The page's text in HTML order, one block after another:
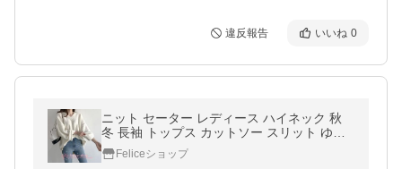
違反報告 いいね 0
ニット セーター レディース ハイネック 秋
冬 長袖 トップス カットソー スリット ゆっ
たり 着痩せ お洒落 体型カバー 通勤 OL 学生
20代 30代 40代
Feliceショップ